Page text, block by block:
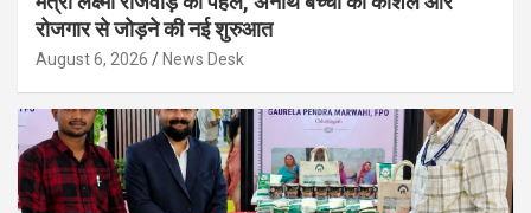
रोजगार से जोड़ने की नई शुरुआत
August 6, 2026 News Desk